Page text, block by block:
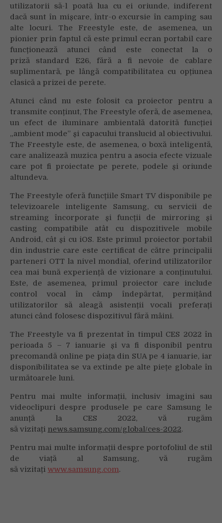
utilizatorii să-l poată lua cu ei oriunde, indiferent
dacă sunt în mișcare, într-o excursie în camping sau
alte locuri. The Freestyle este, de asemenea, un
pionier prin faptul că este primul ecran portabil care
funcționează atunci când este conectat la o
priză standard E26, fără a fi nevoie de cablare
suplimentară, pe lângă compatibilitatea cu opțiunea
clasică a prizei de perete.
Atunci când nu este folosit ca proiector pentru a
transmite conținut, The Freestyle oferă, de asemenea,
un efect de iluminare ambientală datorită funcției
„ambient mode” și capacului translucid al obiectivului.
The Freestyle este, de asemenea, o boxă inteligentă,
care analizează muzica pentru a asocia efecte vizuale
care pot fi proiectate pe perete, podele și oriunde
altundeva.
The Freestyle oferă funcțiile Smart TV disponibile pe
televizoarele inteligente Samsung, cu servicii de
streaming încorporate și funcții de mirroring și
casting compatibile atât cu dispozitivele mobile
Android, cât și cu iOS. Este primul proiector portabil
din industrie care este certificat de către principalii
parteneri OTT la nivel mondial, oferind utilizatorilor
cea mai bună experiență de vizionare a conținutului.
Este, de asemenea, primul proiector care include
control vocal în câmp îndepărtat, permițând
utilizatorilor să aleagă asistenții vocali preferați
atunci când folosesc dispozitivul fără mâini.
The Freestyle va fi prezentat în timpul CES 2022 în
perioada 5 – 7 ianuarie și va fi disponibil pentru
precomandă online pe piața din SUA pe 4 ianuarie, iar
disponibilitatea se va extinde pe alte piețe globale în
următoarele luni.
Pentru mai multe informații, inclusiv imagini sau
videoclipuri despre produsele pe care Samsung le
anunță la CES 2022, vă rugăm
să vizitați news.samsung.com/global/ces-2022.
Pentru mai multe informații despre portofoliul de stil
de viață al Samsung, vă rugăm
să vizitați www.samsung.com.